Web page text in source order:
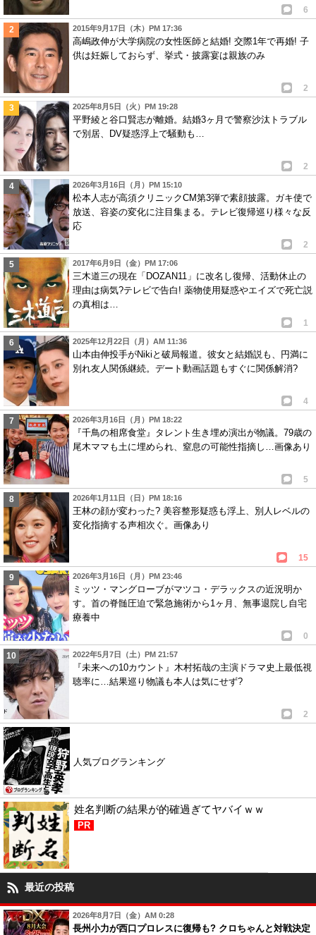
6
2015年9月17日（木）PM 17:36
高嶋政伸が大学病院の女性医師と結婚! 交際1年で再婚! 子
供は妊娠しておらず、挙式・披露宴は親族のみ
2
2025年8月5日（火）PM 19:28
平野綾と谷口賢志が離婚。結婚3ヶ月で警察沙汰トラブル
で別居、DV疑惑浮上で騒動も…
2
2026年3月16日（月）PM 15:10
松本人志が高須クリニックCM第3弾で素顔披露。ガキ使で
放送、容姿の変化に注目集まる。テレビ復帰巡り様々な反
応
2
2017年6月9日（金）PM 17:06
三木道三の現在「DOZAN11」に改名し復帰、活動休止の
理由は病気?テレビで告白! 薬物使用疑惑やエイズで死亡説
の真相は…
1
2025年12月22日（月）AM 11:36
山本由伸投手がNikiと破局報道。彼女と結婚説も、円満に
別れ友人関係継続。デート動画話題もすぐに関係解消?
4
2026年3月16日（月）PM 18:22
『千鳥の相席食堂』タレント生き埋め演出が物議。79歳の
尾木ママも土に埋められ、窒息の可能性指摘し…画像あり
5
2026年1月11日（日）PM 18:16
王林の顔が変わった? 美容整形疑惑も浮上、別人レベルの
変化指摘する声相次ぐ。画像あり
15
2026年3月16日（月）PM 23:46
ミッツ・マングローブがマツコ・デラックスの近況明か
す。首の脊髄圧迫で緊急施術から1ヶ月、無事退院し自宅
療養中
0
2022年5月7日（土）PM 21:57
『未来への10カウント』木村拓哉の主演ドラマ史上最低視
聴率に…結果巡り物議も本人は気にせず?
2
人気ブログランキング
姓名判断の結果が的確過ぎてヤバイｗｗ
PR
最近の投稿
2026年8月7日（金）AM 0:28
長州小力が西口プロレスに復帰も? クロちゃんと対戦決定